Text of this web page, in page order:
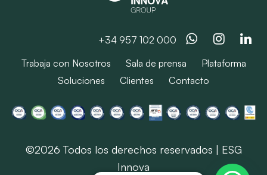
+34 957 102 000 Whatsapp
Trabaja con Nosotros Sala de prensa
Plataforma
Soluciones
Clientes Contacto
©2026 Todos los derechos reservados | ESG
Innova